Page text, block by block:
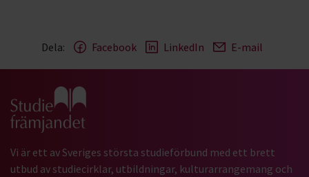
Dela: Facebook LinkedIn E-mail
Gå till studiefrämjandets startsida
Vi är ett av Sveriges största studieförbund med ett brett
utbud av studiecirklar, utbildningar, kulturarrangemang och